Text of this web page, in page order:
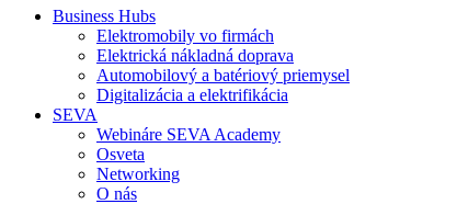
Business Hubs
Elektromobily vo firmách
Elektrická nákladná doprava
Automobilový a batériový priemysel
Digitalizácia a elektrifikácia
SEVA
Webináre SEVA Academy
Osveta
Networking
O nás